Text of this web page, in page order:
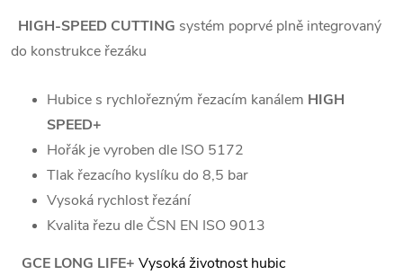
HIGH-SPEED CUTTING systém poprvé plně integrovaný
do konstrukce řezáku
Hubice s rychlořezným řezacím kanálem HIGH
SPEED+
Hořák je vyroben dle ISO 5172
Tlak řezacího kyslíku do 8,5 bar
Vysoká rychlost řezání
Kvalita řezu dle ČSN EN ISO 9013
GCE LONG LIFE+ Vysoká životnost hubic